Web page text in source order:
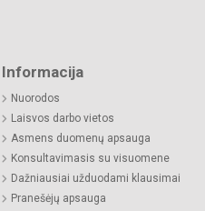
Informacija
Nuorodos
Laisvos darbo vietos
Asmens duomenų apsauga
Konsultavimasis su visuomene
Dažniausiai užduodami klausimai
Pranešėjų apsauga